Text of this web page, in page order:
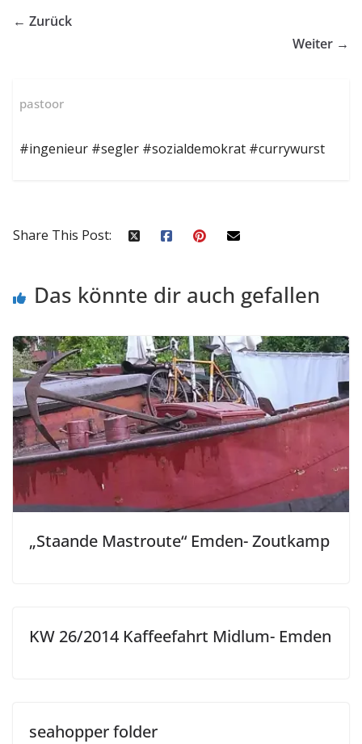
← Zurück
Weiter →
pastoor
#ingenieur #segler #sozialdemokrat #currywurst
Share This Post:
Das könnte dir auch gefallen
„Staande Mastroute“ Emden- Zoutkamp
KW 26/2014 Kaffeefahrt Midlum- Emden
seahopper folder